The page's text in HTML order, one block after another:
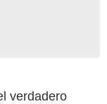
verdadero